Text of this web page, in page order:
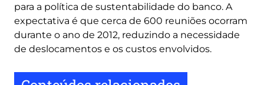
para a política de sustentabilidade do banco. A
expectativa é que cerca de 600 reuniões ocorram
durante o ano de 2012, reduzindo a necessidade
de deslocamentos e os custos envolvidos.